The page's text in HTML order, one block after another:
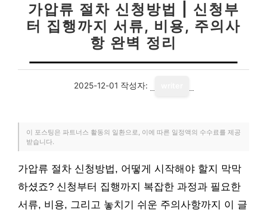
가압류 절차 신청방법 | 신청부
터 집행까지 서류, 비용, 주의사
항 완벽 정리
2025-12-01 작성자:
이 포스팅은 파트너스 활동의 일환으로, 이에 따른 일정액의 수수료를 제공
받습니다.
가압류 절차 신청방법, 어떻게 시작해야 할지 막막
하셨죠? 신청부터 집행까지 복잡한 과정과 필요한
서류, 비용, 그리고 놓치기 쉬운 주의사항까지 이 글